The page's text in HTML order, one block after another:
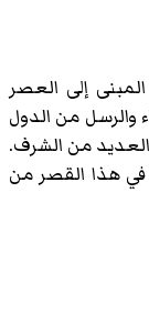
إلى العصر
والرسل من الدول
من الشرف.
في هذا القصر من